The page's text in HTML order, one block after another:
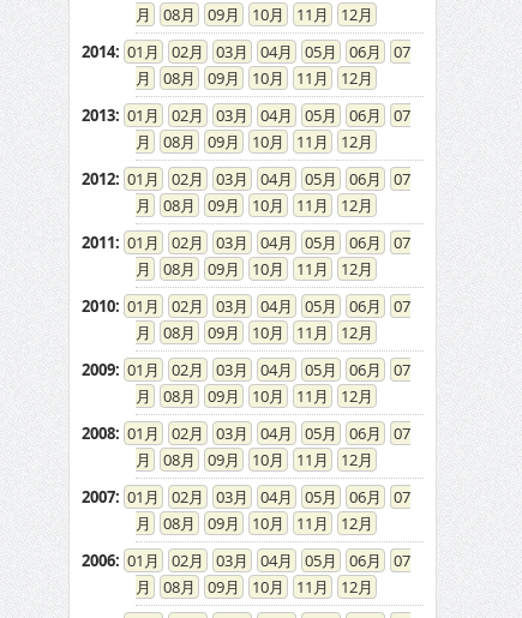
08
09 10 11
12
2014: 01 02 03 04 05 06
07
08
09 10 11
12
2013: 01 02 03 04 05 06
07
08
09 10 11
12
2012: 01 02 03 04 05 06
07
08
09 10 11
12
2011: 01 02 03 04 05 06
07
08
09 10 11
12
2010: 01 02 03 04 05 06
07
08
09 10 11
12
2009: 01 02 03 04 05 06
07
08
09 10 11
12
2008: 01 02 03 04 05 06
07
08
09 10 11
12
2007: 01 02 03 04 05 06
07
08
09 10 11
12
2006: 01 02 03 04 05 06
07
08
09 10 11
12